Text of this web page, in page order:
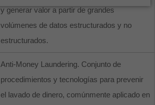
y generar valor a partir de grandes
volúmenes de datos estructurados y no
estructurados.
Anti-Money Laundering. Conjunto de
procedimientos y tecnologías para prevenir
el lavado de dinero, comúnmente aplicado en